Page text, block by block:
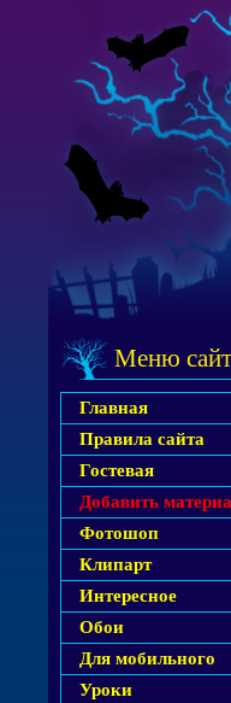
Меню
Главная
Правила сайта
Гостевая
Добавить
Фотошоп
Клипарт
Интересное
Обои
Для мобильного
Уроки